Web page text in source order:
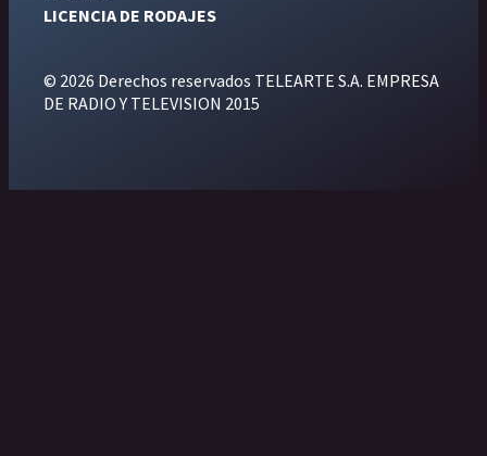
LICENCIA DE RODAJES
© 2026 Derechos reservados TELEARTE S.A. EMPRESA
DE RADIO Y TELEVISION 2015